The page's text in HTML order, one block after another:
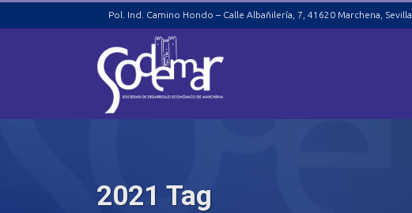
Pol. Ind. Camino Hondo – Calle Albañilería, 7, 41620 Marchena, Sevilla
2021 Tag